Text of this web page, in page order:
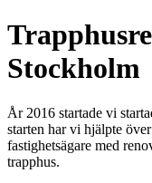
Stockholm
År 2016 startade vi
starten har vi hjälpte
fastighetsägare med
trapphus.